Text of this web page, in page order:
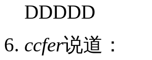
DDDDD
ccfer说道：